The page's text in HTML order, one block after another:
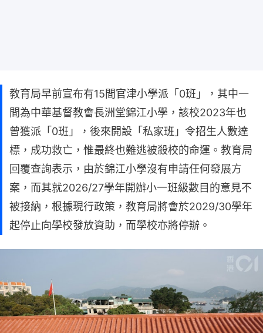
教育局早前宣布有15間官津小學派「0班」，其中一
間為中華基督教會長洲堂錦江小學，該校2023年也
曾獲派「0班」，後來開設「私家班」令招生人數達
標，成功救亡，惟最終也難逃被殺校的命運。教育局
回覆查詢表示，由於錦江小學沒有申請任何發展方
案，而其就2026/27學年開辦小一班級數目的意見不
被接納，根據現行政策，教育局將會於2029/30學年
起停止向學校發放資助，而學校亦將停辦。